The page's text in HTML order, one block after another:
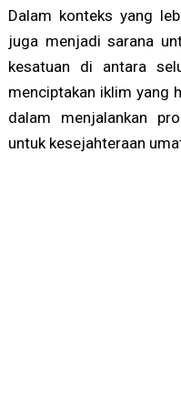
Dalam konteks yang
juga menjadi sarana
kesatuan di antara
menciptakan iklim yang
dalam menjalankan
untuk kesejahteraan